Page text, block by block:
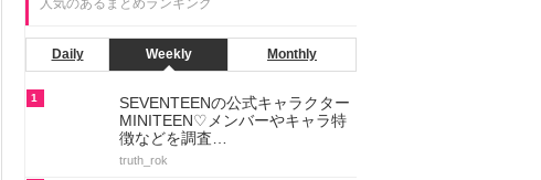
人気のあるまとめランキング
Daily Weekly Monthly
1
SEVENTEENの公式キャラクター
MINITEEN♡メンバーやキャラ特
徴などを調査…
truth_rok